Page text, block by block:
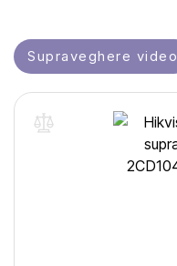
Supraveghere video